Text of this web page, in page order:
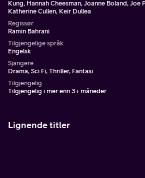
Kung, Hannah Cheesman, Joanne Boland, Joe
Katherine Cullen, Keir Dullea
Regissør
Ramin Bahrani
Tilgjengelige språk
Engelsk
Sjangere
Drama, Sci Fi, Thriller, Fantasi
Tilgjengelig
Tilgjengelig i mer enn 3+ måneder
Lignende titler